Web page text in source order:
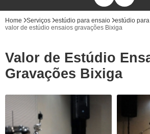
Home Serviços estúdio para ensaio
estúdio
valor de estúdio ensaios gravações Bixiga
Valor de Estúdio
Gravações Bixiga